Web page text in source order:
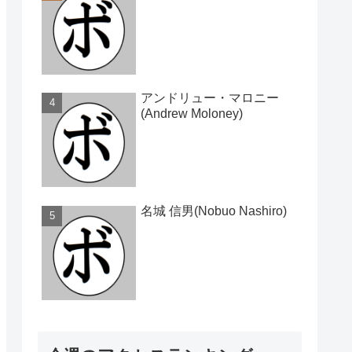
アンドリュー・マロニー
(Andrew Moloney)
名城 信男(Nobuo Nashiro)